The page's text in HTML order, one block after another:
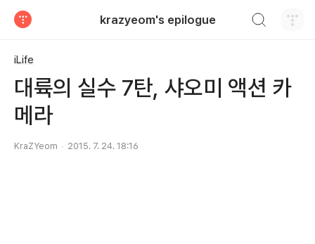
krazyeom's epilogue
iLife
대륙의 실수 7탄, 샤오미 액션 카
메라
KraZYeom 2015. 7. 24. 18:16